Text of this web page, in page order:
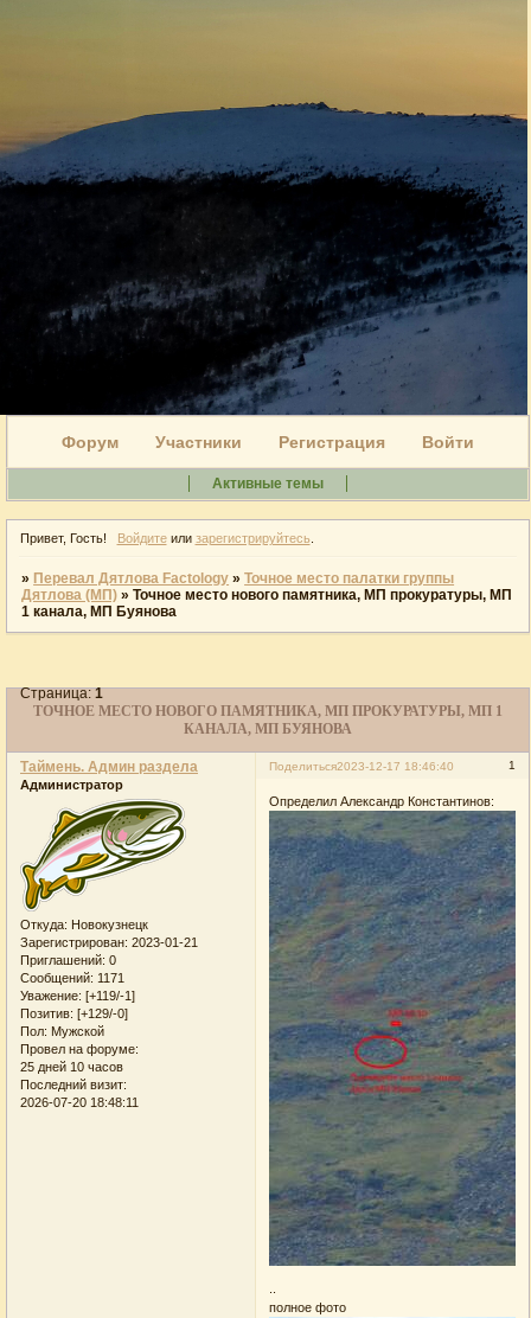
Форум Участники Регистрация Войти
Активные темы
Привет, Гость! Войдитеили зарегистрируйтесь.
»Перевал Дятлова Factology »Точное место палатки группы
Дятлова (МП) »Точное место нового памятника, МП прокуратуры, МП
1 канала, МП Буянова
ТОЧНОЕ МЕСТО НОВОГО ПАМЯТНИКА, МП ПРОКУРАТУРЫ, МП 1
КАНАЛА, МП БУЯНОВА
Страница:1
Поделиться 1
2023-12-17 18:46:40
Таймень. Админ раздела
Администратор
Откуда: Новокузнецк
Зарегистрирован: 2023-01-21
Приглашений: 0
Сообщений: 1171
Уважение: [+119/-1]
Позитив: [+129/-0]
Пол: Мужской
Провел на форуме:
25 дней 10 часов
Последний визит:
2026-07-20 18:48:11
Определил Александр Константинов:
полное фото